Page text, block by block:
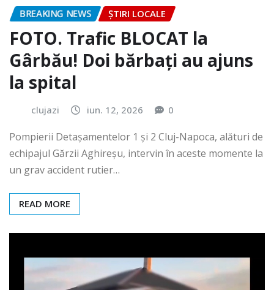
BREAKING NEWS ȘTIRI LOCALE
FOTO. Trafic BLOCAT la
Gârbău! Doi bărbați au ajuns
la spital
clujazi iun. 12, 2026 0
Pompierii Detașamentelor 1 și 2 Cluj-Napoca, alături de
echipajul Gărzii Aghireșu, intervin în aceste momente la
un grav accident rutier…
READ MORE